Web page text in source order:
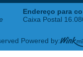
Endereço para
Caixa Postal
Powered by: